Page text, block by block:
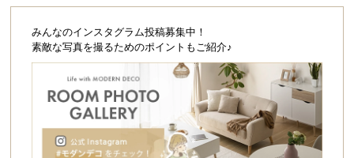
支
払
みんなのインスタグラム投稿募集中！
素敵な写真を撮るためのポイントもご紹介♪